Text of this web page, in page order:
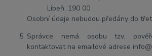
Libeň, 190 00
Osobní údaje nebudou předány do
Správce nemá osobu tzv.
kontaktovat na emailové adrese